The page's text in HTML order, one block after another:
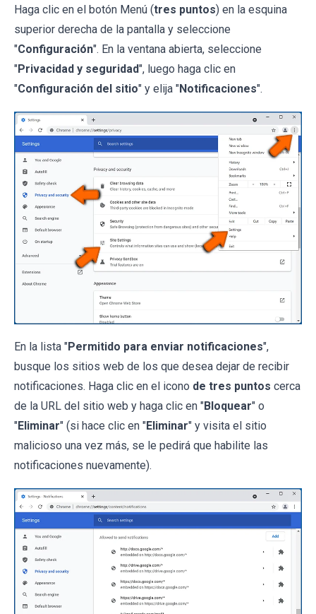
Haga clic en el botón Menú (tres puntos) en la esquina
superior derecha de la pantalla y seleccione
"Configuración". En la ventana abierta, seleccione
"Privacidad y seguridad", luego haga clic en
"Configuración del sitio" y elija "Notificaciones".
En la lista "Permitido para enviar notificaciones",
busque los sitios web de los que desea dejar de recibir
notificaciones. Haga clic en el icono de tres puntos cerca
de la URL del sitio web y haga clic en "Bloquear" o
"Eliminar" (si hace clic en "Eliminar" y visita el sitio
malicioso una vez más, se le pedirá que habilite las
notificaciones nuevamente).